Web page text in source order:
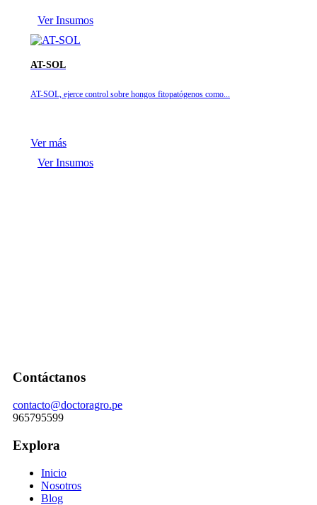
Ver Insumos
AT-SOL
AT-SOL, ejerce control sobre hongos fitopatógenos como...
Ver más
Ver Insumos
Contáctanos
contacto@doctoragro.pe
965795599
Explora
Inicio
Nosotros
Blog